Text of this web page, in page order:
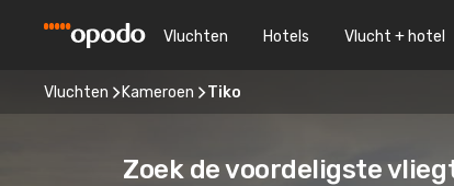
Vluchten Hotels Vlucht + hotel
Vluchten Kameroen Tiko
Zoek de voordeligste